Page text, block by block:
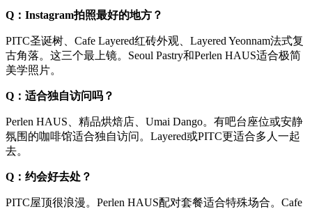
Q：Instagram拍照最好的地方？
PITC圣诞树、Cafe Layered红砖外观、Layered Yeonnam法式复
古角落。这三个最上镜。Seoul Pastry和Perlen HAUS适合极简
美学照片。
Q：适合独自访问吗？
Perlen HAUS、精品烘焙店、Umai Dango。有吧台座位或安静
氛围的咖啡馆适合独自访问。Layered或PITC更适合多人一起
去。
Q：约会好去处？
PITC屋顶很浪漫。Perlen HAUS配对套餐适合特殊场合。Cafe